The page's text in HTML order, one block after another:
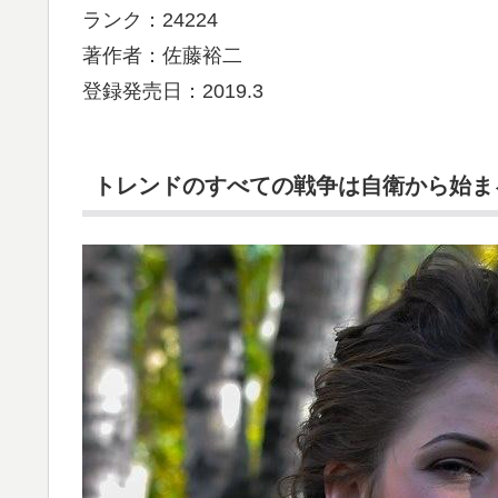
ランク：24224
著作者：佐藤裕二
登録発売日：2019.3
トレンドのすべての戦争は自衛から始